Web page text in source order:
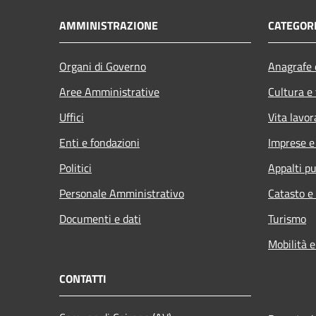
AMMINISTRAZIONE
Organi di Governo
Aree Amministrative
Uffici
Enti e fondazioni
Politici
Personale Amministrativo
Documenti e dati
Cultura
Vita
Imprese
Appalti
Catasto
Turismo
Mobilità
CONTATTI